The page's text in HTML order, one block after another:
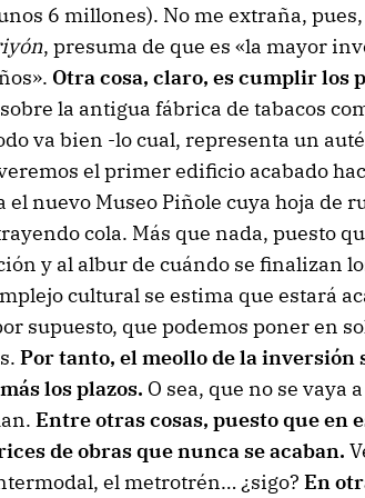
6 millones). No me extraña,
, presuma de que es «la mayor
Otra cosa, claro, es cumplir los
la antigua fábrica de tabacos
va bien -lo cual, representa un
el primer edificio acabado
el nuevo Museo Piñole cuya hoja de
cola. Más que nada, puesto
y al albur de cuándo se finalizan
cultural se estima que estará
supuesto, que podemos poner en
Por tanto, el meollo de la inversión
los plazos. O sea, que no se vaya
Entre otras cosas, puesto que en
de obras que nunca se acaban.
el metrotrén… ¿sigo? En